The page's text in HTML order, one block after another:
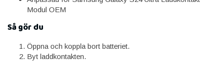
Modul OEM
Så gör du
Öppna och koppla bort batteriet.
Byt laddkontakten.